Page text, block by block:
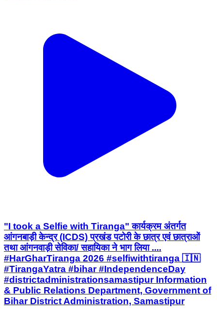
"I took a Selfie with Tiranga" कार्यक्रम अंतर्गत
आंगनबाड़ी केन्द्र (ICDS) प्रखंड पटोरी के छात्र एवं छात्राओं
तथा आंगनवाड़ी सेविका/ सहायिका ने भाग लिया ....
#HarGharTiranga 2026 #selfiwithtiranga 🇮🇳
#TirangaYatra #bihar #IndependenceDay
#districtadministrationsamastipur Information
& Public Relations Department, Government of
Bihar District Administration, Samastipur